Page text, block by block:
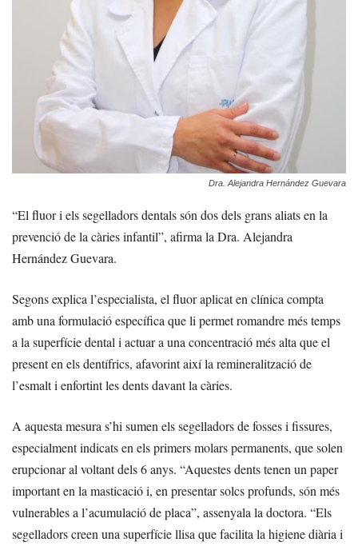
Dra. Alejandra Hernández Guevara
“El fluor i els segelladors dentals són dos dels grans aliats en la
prevenció de la càries infantil”, afirma la Dra. Alejandra
Hernández Guevara.
Segons explica l’especialista, el fluor aplicat en clínica compta
amb una formulació específica que li permet romandre més temps
a la superfície dental i actuar a una concentració més alta que el
present en els dentífrics, afavorint així la remineralització de
l’esmalt i enfortint les dents davant la càries.
A aquesta mesura s’hi sumen els segelladors de fosses i fissures,
especialment indicats en els primers molars permanents, que solen
erupcionar al voltant dels 6 anys. “Aquestes dents tenen un paper
important en la masticació i, en presentar solcs profunds, són més
vulnerables a l’acumulació de placa”, assenyala la doctora. “Els
segelladors creen una superfície llisa que facilita la higiene diària i